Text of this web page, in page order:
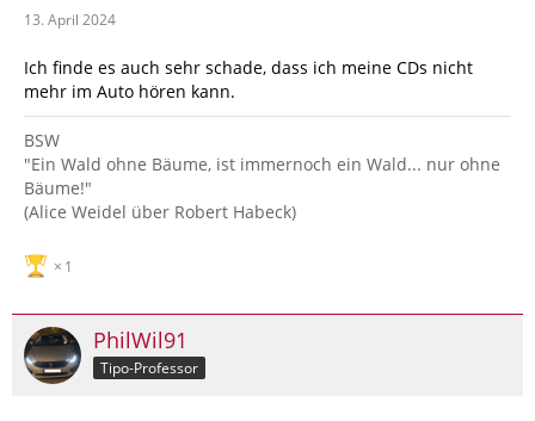
13. April 2024
Ich finde es auch sehr schade, dass ich meine CDs nicht
mehr im Auto hören kann.
BSW
"Ein Wald ohne Bäume, ist immernoch ein Wald... nur ohne
Bäume!"
(Alice Weidel über Robert Habeck)
1
PhilWil91
Tipo-Professor